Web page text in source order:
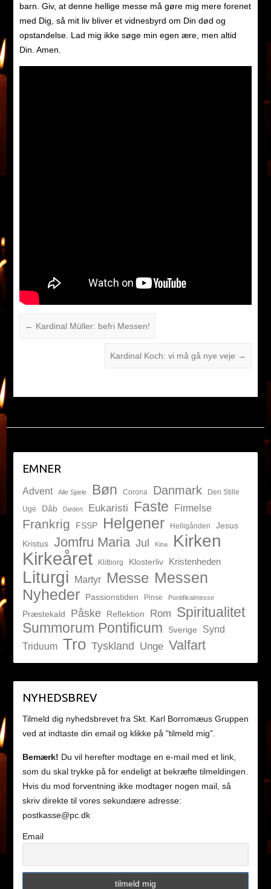
barn. Giv, at denne hellige messe må gøre mig mere forenet
med Dig, så mit liv bliver et vidnesbyrd om Din død og
opstandelse. Lad mig ikke søge min egen ære, men altid
Din. Amen.
← Kardinal Müller: befri Messen!
Kardinal Koch: vi må gå nye veje →
EMNER
Advent Alle Sjæle Bøn Corona Danmark
Den Stille
Uge
Dåb Døden Eukaristi Faste Firmelse
Frankrig FSSP Helgener Helligånden
Jesus
Kristus Jomfru Maria Jul Kina Kirken
Kirkeåret Klitborg Klosterliv Kristenheden
Liturgi Martyr Messe Messen
Nyheder
Passionstiden Pinse Pontifikalmesse
Præstekald Påske Reflektion Rom Spiritualitet
Summorum Pontificum Sverige
Synd
Triduum Tro Tyskland Unge Valfart
NYHEDSBREV
Tilmeld dig nyhedsbrevet fra Skt. Karl Borromæus Gruppen
ved at indtaste din email og klikke på "tilmeld mig".
Bemærk! Du vil herefter modtage en e-mail med et link,
som du skal trykke på for endeligt at bekræfte tilmeldingen.
Hvis du mod forventning ikke modtager nogen mail, så
skriv direkte til vores sekundære adresse:
postkasse@pc.dk
Email